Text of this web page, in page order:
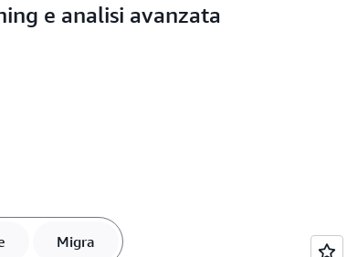
e analisi avanzata
Migra